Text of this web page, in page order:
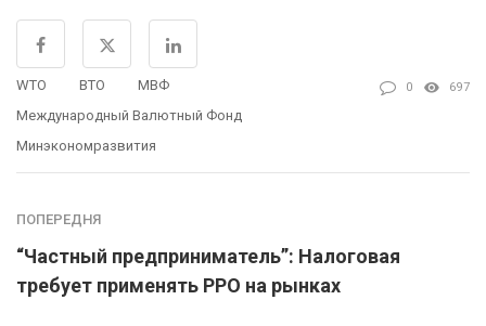
WTO ВТО
МВФ
Международный Валютный Фонд
Минэкономразвития
0 697
ПОПЕРЕДНЯ
“Частный предприниматель”: Налоговая
требует применять РРО на рынках